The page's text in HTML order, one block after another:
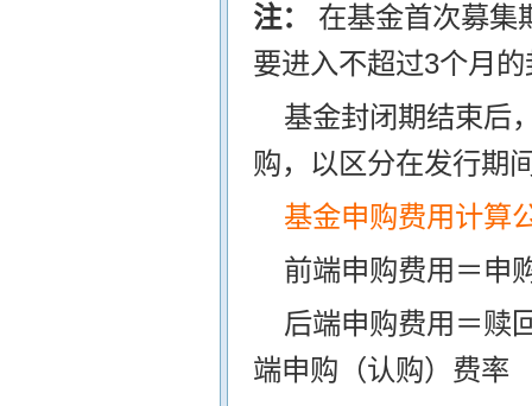
注： 在基金首次募集
要进入不超过3个月
基金封闭期结束后
购，以区分在发行期
基金申购费用计算
前端申购费用＝申
后端申购费用＝赎
端申购（认购）费率